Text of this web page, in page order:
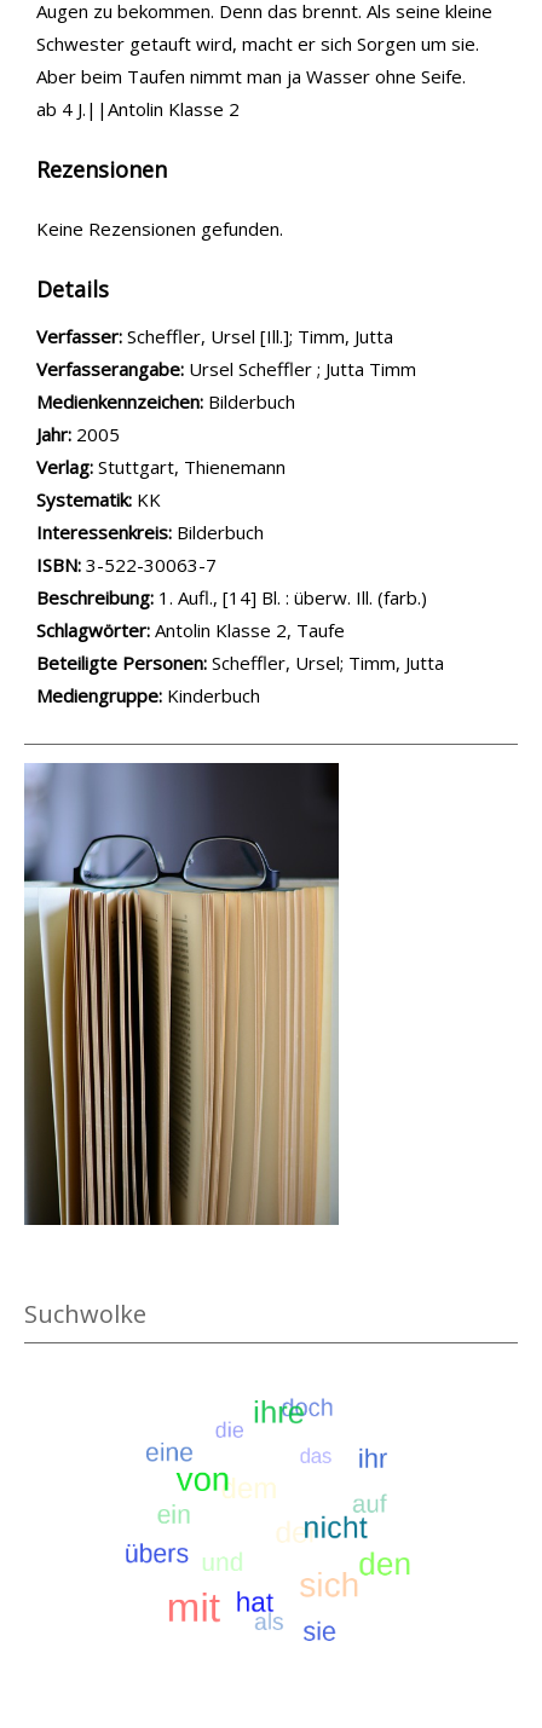
Augen zu bekommen. Denn das brennt. Als seine kleine
Schwester getauft wird, macht er sich Sorgen um sie.
Aber beim Taufen nimmt man ja Wasser ohne Seife.
ab 4 J.||Antolin Klasse 2
Rezensionen
Keine Rezensionen gefunden.
Details
Verfasser: Suche nach diesem Verfasser
Scheffler, Ursel [Ill.]; Timm, Jutta
Verfasserangabe: Ursel Scheffler ; Jutta Timm
Medienkennzeichen: Bilderbuch
Jahr: 2005
Verlag: Stuttgart, Thienemann
opens in new tab
Diesen Link in neuem Tab öffnen
Systematik: Suche nach dieser Systematik
KK
Interessenkreis: Suche nach diesem Interessenskreis
Bilderbuch
ISBN: 3-522-30063-7
Beschreibung: 1. Aufl., [14] Bl. : überw. Ill. (farb.)
Schlagwörter: Antolin Klasse 2, Taufe
Beteiligte Personen: Suche nach dieser Beteiligten Person
Scheffler, Ursel; Timm, Jutta
Mediengruppe: Kinderbuch
Suchwolke